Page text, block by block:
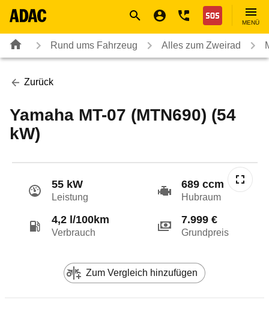
Nothilfe
MENÜ
Rund ums Fahrzeug Alles zum Zweirad
Zurück
Yamaha MT-07 (MTN690) (54
kW)
55 kW
Leistung
689 ccm
Hubraum
4,2 l/100km
Verbrauch
7.999 €
Grundpreis
Zum Vergleich hinzufügen